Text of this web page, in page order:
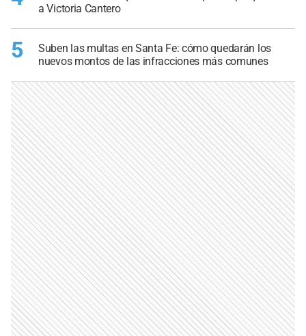
a Victoria Cantero
5
Suben las multas en Santa Fe: cómo quedarán los
nuevos montos de las infracciones más comunes